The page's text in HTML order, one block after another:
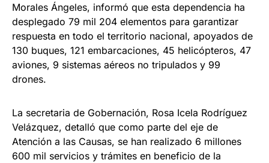
Morales Ángeles, informó que esta dependencia ha
desplegado 79 mil 204 elementos para garantizar
respuesta en todo el territorio nacional, apoyados de
130 buques, 121 embarcaciones, 45 helicópteros, 47
aviones, 9 sistemas aéreos no tripulados y 99
drones.
La secretaria de Gobernación, Rosa Icela Rodríguez
Velázquez, detalló que como parte del eje de
Atención a las Causas, se han realizado 6 millones
600 mil servicios y trámites en beneficio de la